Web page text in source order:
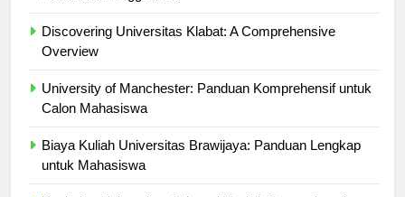
Discovering Universitas Klabat: A Comprehensive
University of Manchester: Panduan Komprehensif untuk
Biaya Kuliah Universitas Brawijaya: Panduan Lengkap